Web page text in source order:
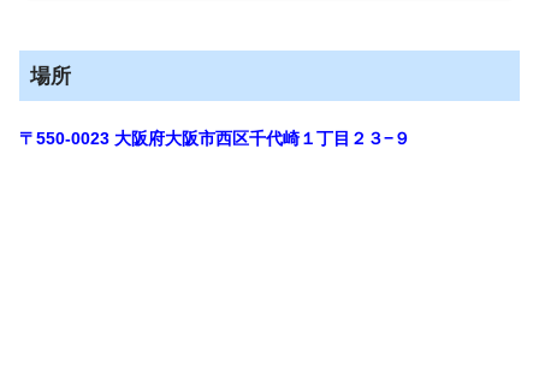
場所
〒550-0023 大阪府大阪市西区千代崎１丁目２３−９